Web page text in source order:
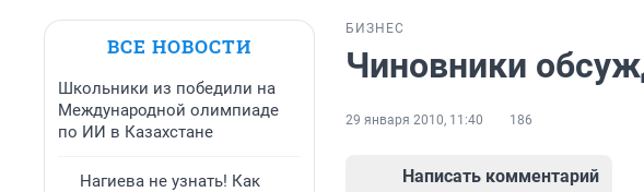
ВСЕ НОВОСТИ
Школьники из победили на
Международной олимпиаде
по ИИ в Казахстане
Нагиева не узнать! Как
БИЗНЕС
Чиновники
29 января 2010, 11:40 186
Написать комментарий